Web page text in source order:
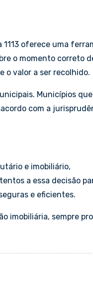
oferece uma
o momento correto
o valor a ser recolhido.
Municípios que
com a
e imobiliário,
a essa decisão
e eficientes.
imobiliária, sempre